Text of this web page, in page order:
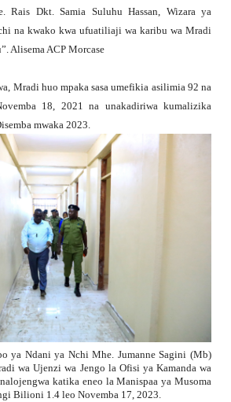
Rais Dkt. Samia Suluhu Hassan, Wizara ya
na kwako kwa ufuatiliaji wa karibu wa Mradi
Alisema ACP Morcase
Mradi huo mpaka sasa umefikia asilimia 92 na
18, 2021 na unakadiriwa kumalizika
mwaka 2023.
ya Ndani ya Nchi Mhe. Jumanne Sagini (Mb)
wa Ujenzi wa Jengo la Ofisi ya Kamanda wa
katika eneo la Manispaa ya Musoma
Bilioni 1.4 leo Novemba 17, 2023.